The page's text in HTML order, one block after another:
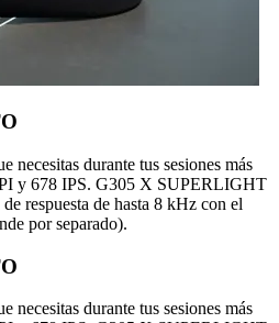
necesitas durante tus sesiones más
y 678 IPS. G305 X SUPERLIGHT
respuesta de hasta 8 kHz con el
por separado).
necesitas durante tus sesiones más